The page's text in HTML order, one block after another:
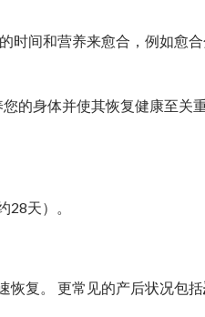
时间和营养来愈合，例如愈
的身体并使其恢复健康至关
天）。
恢复。 更常见的产后状况包括